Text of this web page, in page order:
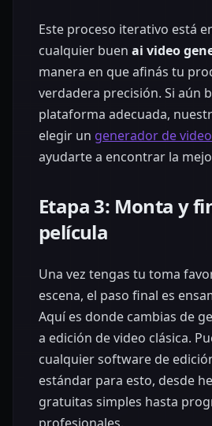
Este proceso iterativo está
cualquier buen ai video
manera en que afinás tu
verdadera precisión. Si aún
plataforma adecuada,
elegir un generador de
ayudarte a encontrar la
Etapa 3: Monta y
película
Una vez tengas tu toma
escena, el paso final es
Aquí es donde cambias de
a edición de video clásica.
cualquier software de
estándar para esto, desde
gratuitas simples hasta